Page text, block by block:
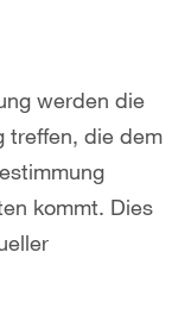
werden die
treffen, die dem
kommt. Dies